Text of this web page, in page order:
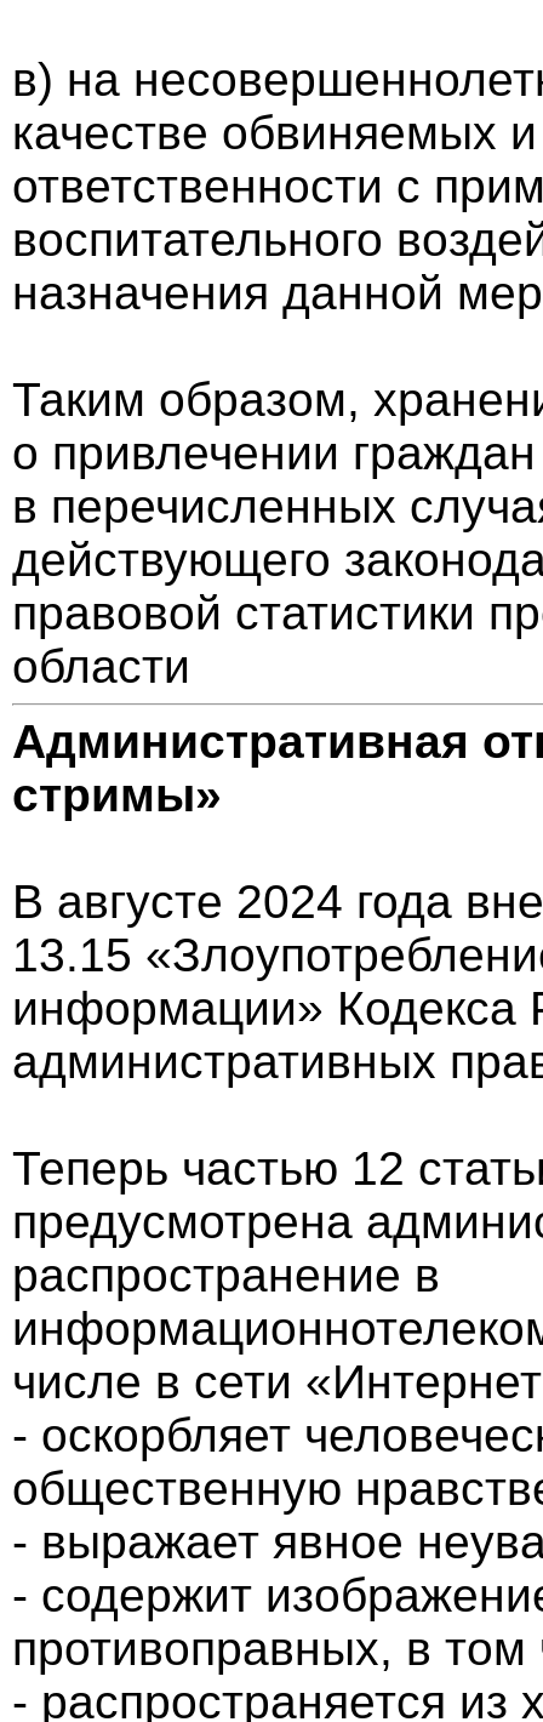
в) на
качестве обвиняемых
ответственности с
воспитательного
назначения данной
Таким образом,
о привлечении граждан
в перечисленных
действующего
правовой статистики
области
Административная
стримы»
В августе 2024 года
13.15
информации» Кодекса
административных
Теперь частью 12
предусмотрена
распространение в
числе в сети
- оскорбляет
общественную
- выражает явное
- содержит
противоправных, в
- распространяется из